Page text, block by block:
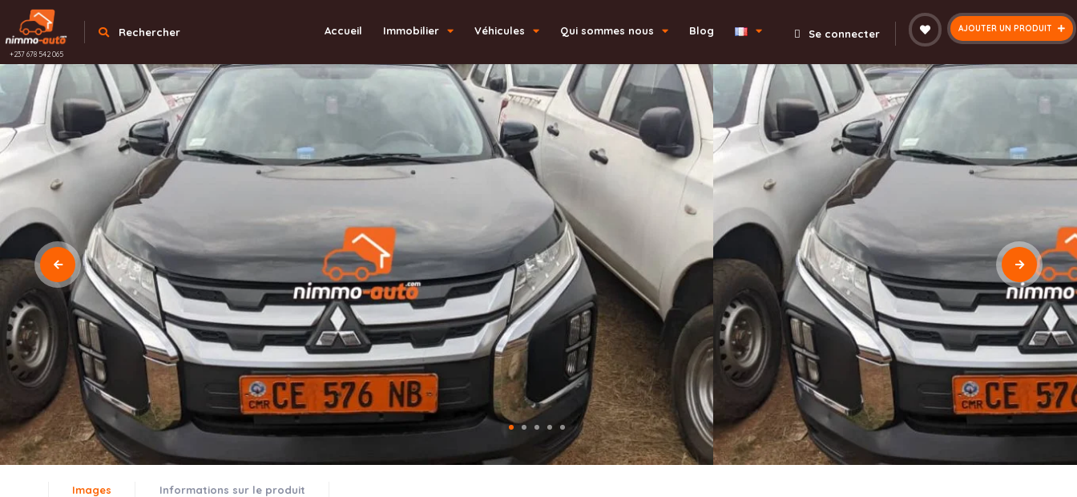
+237 678 542 065
Rechercher AJOUTER UN PRODUIT
Se connecter
Accueil Immobilier Véhicules Qui sommes nous Blog
Images Informations sur le produit